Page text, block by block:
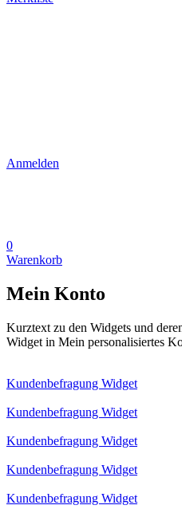
Anmelden
0
Warenkorb
Mein Konto
Kurztext zu den Widgets und
Widget in Mein personalisiertes
Kundenbefragung Widget
Kundenbefragung Widget
Kundenbefragung Widget
Kundenbefragung Widget
Kundenbefragung Widget